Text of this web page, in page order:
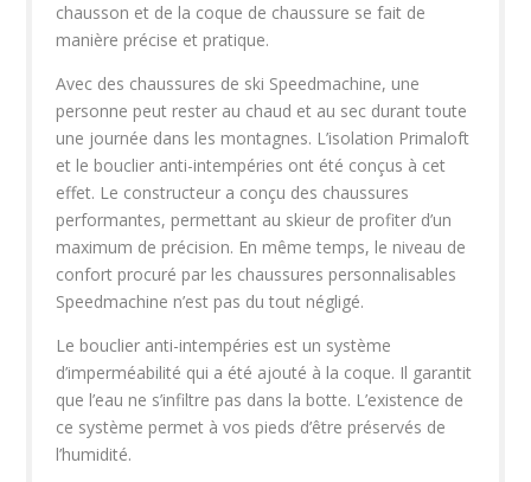
chausson et de la coque de chaussure se fait de
manière précise et pratique.
Avec des chaussures de ski Speedmachine, une
personne peut rester au chaud et au sec durant toute
une journée dans les montagnes. L’isolation Primaloft
et le bouclier anti-intempéries ont été conçus à cet
effet. Le constructeur a conçu des chaussures
performantes, permettant au skieur de profiter d’un
maximum de précision. En même temps, le niveau de
confort procuré par les chaussures personnalisables
Speedmachine n’est pas du tout négligé.
Le bouclier anti-intempéries est un système
d’imperméabilité qui a été ajouté à la coque. Il garantit
que l’eau ne s’infiltre pas dans la botte. L’existence de
ce système permet à vos pieds d’être préservés de
l’humidité.